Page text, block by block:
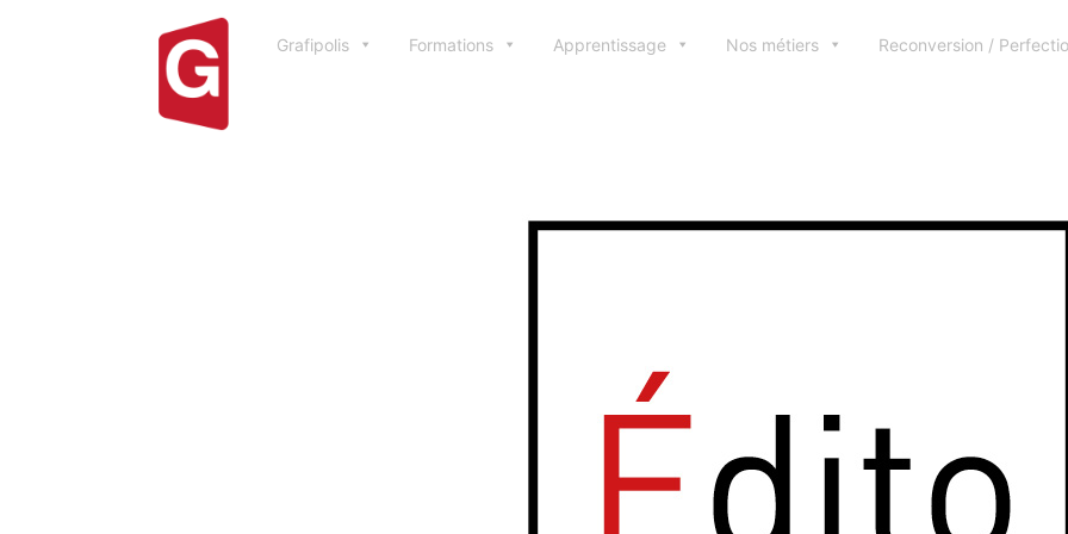
Grafipolis Formations Apprentissage Nos métiers Reconversion /